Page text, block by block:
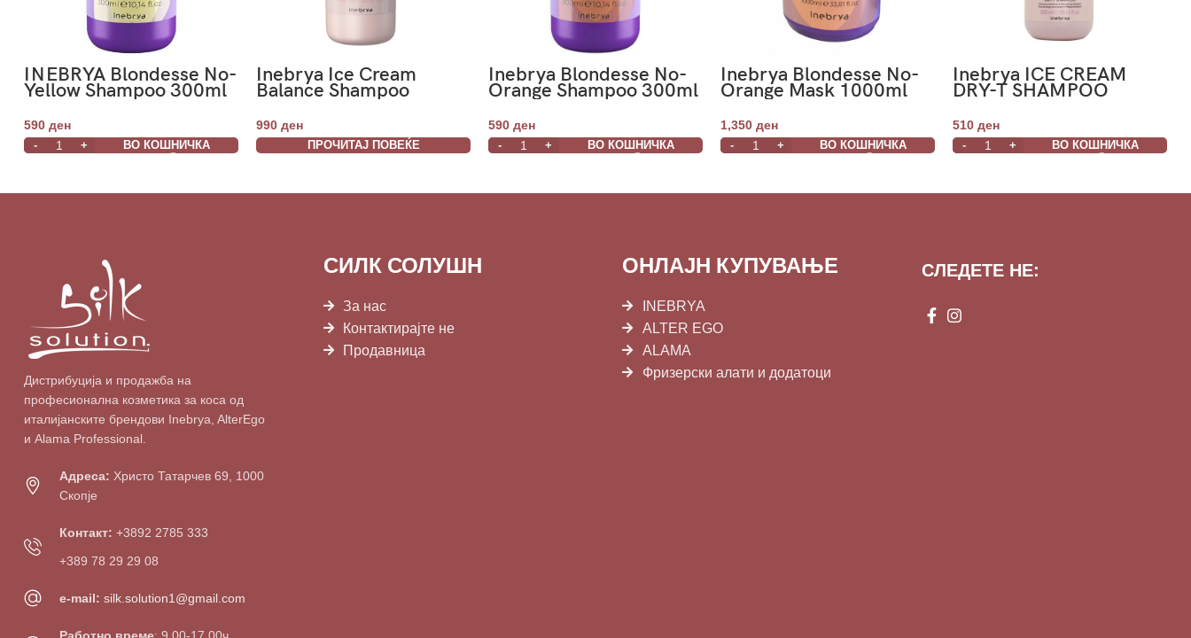
INEBRYA Blondesse No-
Yellow Shampoo 300ml
590 ден
ВО КОШНИЧКА
Inebrya Ice Cream
Balance Shampoo
990 ден
ПРОЧИТАЈ ПОВЕЌЕ
Inebrya Blondesse No-
Orange Shampoo 300ml
590 ден
ВО КОШНИЧКА
Inebrya Blondesse No-
Orange Mask 1000ml
1,350 ден
ВО КОШНИЧКА
Inebrya ICE CREAM
DRY-T SHAMPOO
510 ден
ВО КОШНИЧКА
Дистрибуција и продажба на
професионална козметика за коса од
италијанските брендови Inebrya, AlterEgo
и Alama Professional.
Адреса: Христо Татарчев 69, 1000
Скопје
Контакт: +3892 2785 333
+389 78 29 29 08
e-mail: silk.solution1@gmail.com
Работно време: 9.00-17.00ч,
СИЛК СОЛУШН
За нас
Контактирајте не
Продавница
ОНЛАЈН КУПУВАЊЕ
INEBRYA
ALTER EGO
ALAMA
Фризерски алати и додатоци
СЛЕДЕТЕ НЕ: